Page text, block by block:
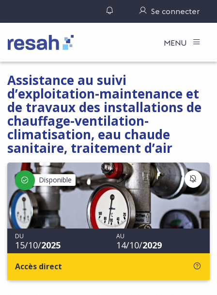
Gérer ses notifications
Se connecter
Logo Resah MENU
Assistance au suivi
d’exploitation-maintenance et
de travaux des installations de
chauffage-ventilation-
climatisation, eau chaude
sanitaire, traitement d’air
Disponible
DU
15/10/2025
AU
14/10/2029
Accès direct